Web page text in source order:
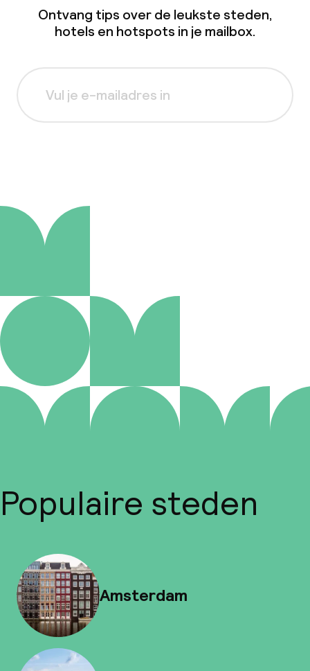
Ontvang tips over de leukste steden,
hotels en hotspots in je mailbox.
Populaire steden
Amsterdam